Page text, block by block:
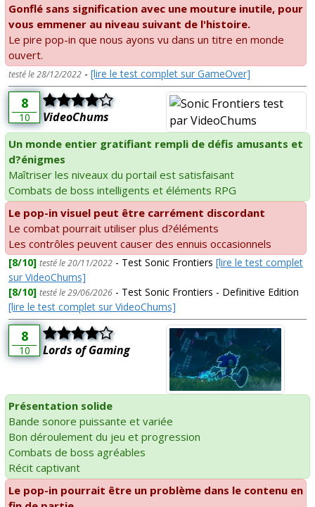
Gonflé sans signification avec une mouture inutile, pour
vous emmener au niveau suivant de l'histoire.
Le pire pop-in que nous ayons vu dans un titre en monde
ouvert.
testé le 28/12/2022 - [lire le test complet sur GameOver]
8
10 VideoChums
Un monde entier gratifiant rempli de défis amusants et
d?énigmes
Maîtriser les niveaux du portail est satisfaisant
Combats de boss intelligents et éléments RPG
Le pop-in visuel peut être carrément discordant
Le combat pourrait utiliser plus d?éléments
Les contrôles peuvent causer des ennuis occasionnels
[8/10] testé le 20/11/2022 - Test Sonic Frontiers [lire le test complet
sur VideoChums]
[8/10] testé le 29/06/2026 - Test Sonic Frontiers - Definitive Edition
[lire le test complet sur VideoChums]
8
10 Lords of Gaming
Présentation solide
Bande sonore puissante et variée
Bon déroulement du jeu et progression
Combats de boss agréables
Récit captivant
Le pop-in pourrait être un problème dans le contenu en